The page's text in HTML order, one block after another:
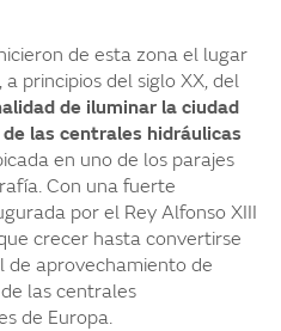
de esta zona el lugar
principios del siglo XX, del
de iluminar la ciudad
de las centrales hidráulicas
en uno de los parajes
Con una fuerte
por el Rey Alfonso XIII
crecer hasta convertirse
de aprovechamiento de
las centrales
de Europa.